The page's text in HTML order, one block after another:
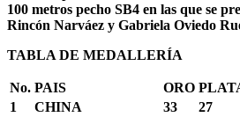
100 metros pecho SB4 en las que se
Rincón Narváez y Gabriela Oviedo
TABLA DE MEDALLERÍA
No. PAIS ORO
1
CHINA 33 27